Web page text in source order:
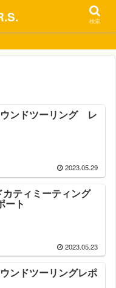
ンドツーリング レ
2023.05.29
カティミーティング
ト
2023.05.23
ンドツーリングレポ
検索